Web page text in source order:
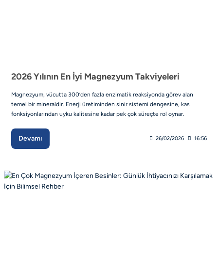
2026 Yılının En İyi Magnezyum Takviyeleri
Magnezyum, vücutta 300’den fazla enzimatik reaksiyonda görev alan
temel bir mineraldir. Enerji üretiminden sinir sistemi dengesine, kas
fonksiyonlarından uyku kalitesine kadar pek çok süreçte rol oynar.
Devamı 26/02/2026 16:56